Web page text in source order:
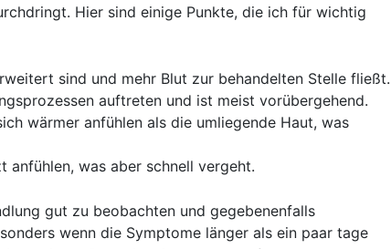
Hier sind einige Punkte,⁢ die ich für wichtig
sind und mehr Blut ⁣zur behandelten Stelle fließt.
⁤auftreten und ist meist⁢ vorübergehend.
wärmer‌ anfühlen als die umliegende Haut, was⁢
anfühlen, was aber schnell⁤ vergeht.
gut zu beobachten⁢ und gegebenenfalls
wenn die Symptome länger als ein paar tage